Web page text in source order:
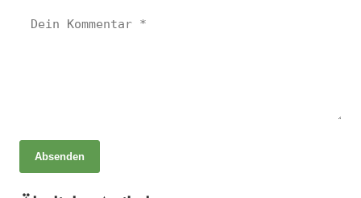
Absenden
06. Mai 2025